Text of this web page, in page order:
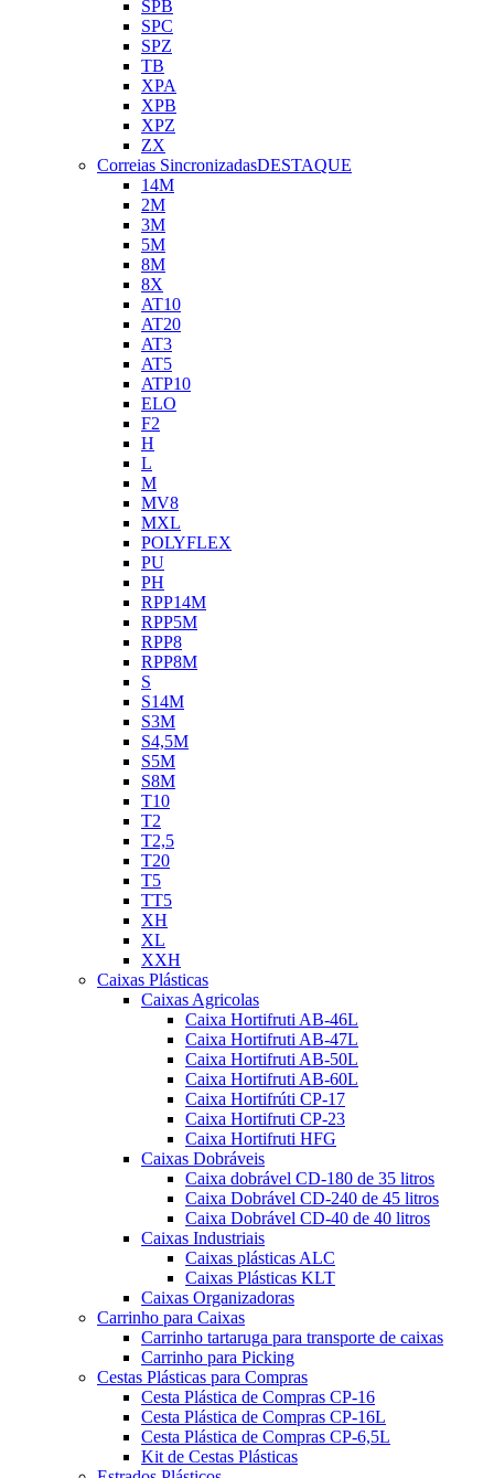
SPB
SPC
SPZ
TB
XPA
XPB
XPZ
ZX
Correias SincronizadasDESTAQUE
14M
2M
3M
5M
8M
8X
AT10
AT20
AT3
AT5
ATP10
ELO
F2
H
L
M
MV8
MXL
POLYFLEX
PU
PH
RPP14M
RPP5M
RPP8
RPP8M
S
S14M
S3M
S4,5M
S5M
S8M
T10
T2
T2,5
T20
T5
TT5
XH
XL
XXH
Caixas Plásticas
Caixas Agricolas
Caixa Hortifruti AB-46L
Caixa Hortifruti AB-47L
Caixa Hortifruti AB-50L
Caixa Hortifruti AB-60L
Caixa Hortifrúti CP-17
Caixa Hortifruti CP-23
Caixa Hortifruti HFG
Caixas Dobráveis
Caixa dobrável CD-180 de 35 litros
Caixa Dobrável CD-240 de 45 litros
Caixa Dobrável CD-40 de 40 litros
Caixas Industriais
Caixas plásticas ALC
Caixas Plásticas KLT
Caixas Organizadoras
Carrinho para Caixas
Carrinho tartaruga para transporte de caixas
Carrinho para Picking
Cestas Plásticas para Compras
Cesta Plástica de Compras CP-16
Cesta Plástica de Compras CP-16L
Cesta Plástica de Compras CP-6,5L
Kit de Cestas Plásticas